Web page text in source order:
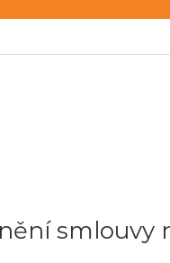
smlouvy